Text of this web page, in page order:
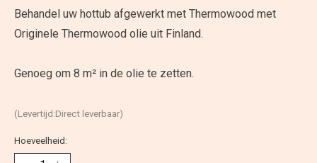
Behandel uw hottub afgewerkt met Thermowood met
Originele Thermowood olie uit Finland.
Genoeg om 8 m² in de olie te zetten.
(Levertijd:Direct leverbaar)
Hoeveelheid: